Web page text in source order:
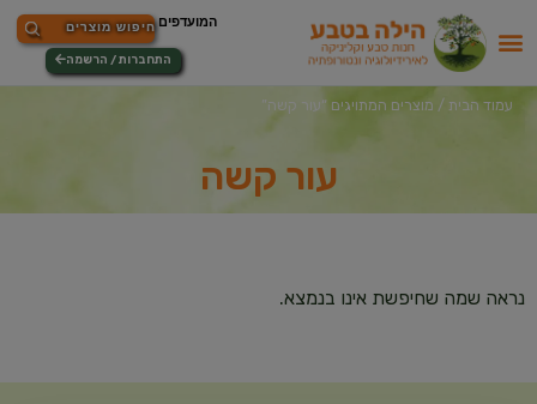
התחברות / הרשמה
עמוד הבית / מוצרים המתויגים “עור קשה”
עור קשה
נראה שמה שחיפשת אינו בנמצא.